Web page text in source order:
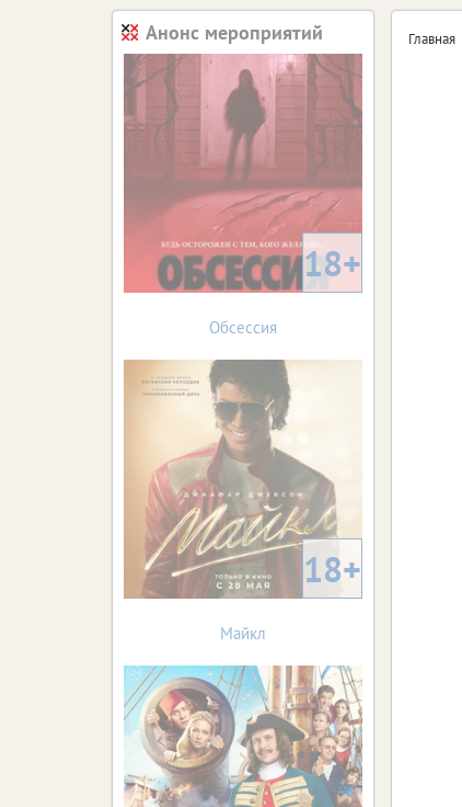
Главная
Анонс мероприятий
18+
Обсессия
18+
Майкл